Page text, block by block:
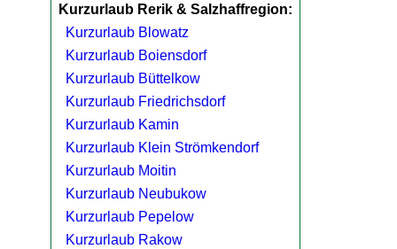
Kurzurlaub Rerik & Salzhaffregion:
Kurzurlaub Blowatz
Kurzurlaub Boiensdorf
Kurzurlaub Büttelkow
Kurzurlaub Friedrichsdorf
Kurzurlaub Kamin
Kurzurlaub Klein Strömkendorf
Kurzurlaub Moitin
Kurzurlaub Neubukow
Kurzurlaub Pepelow
Kurzurlaub Rakow